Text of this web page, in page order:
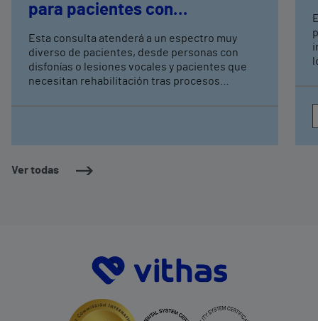
Ver todas
para pacientes con
alteraciones de voz y audición
Esta consulta atenderá a un espectro muy
diverso de pacientes, desde personas con
disfonías o lesiones vocales y pacientes que
necesitan rehabilitación tras procesos
multidisciplinares